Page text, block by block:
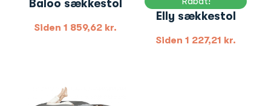
Baloo sækkestol
Siden 1 859,62 kr.
Elly sækkestol
Siden 1 227,21 kr.